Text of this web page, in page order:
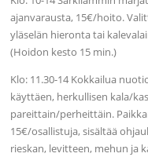
ajanvarausta, 15€/hoito.
yläselän hieronta tai
(Hoidon kesto 15 min.)
Klo: 11.30-14 Kokkailua
käyttäen, herkullisen kala/
pareittain/perheittäin.
15€/osallistuja, sisältää
rieskan, levitteen, mehun ja